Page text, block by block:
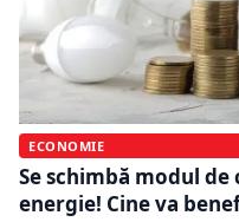
ECONOMIE
Se schimbă modul
energie! Cine va